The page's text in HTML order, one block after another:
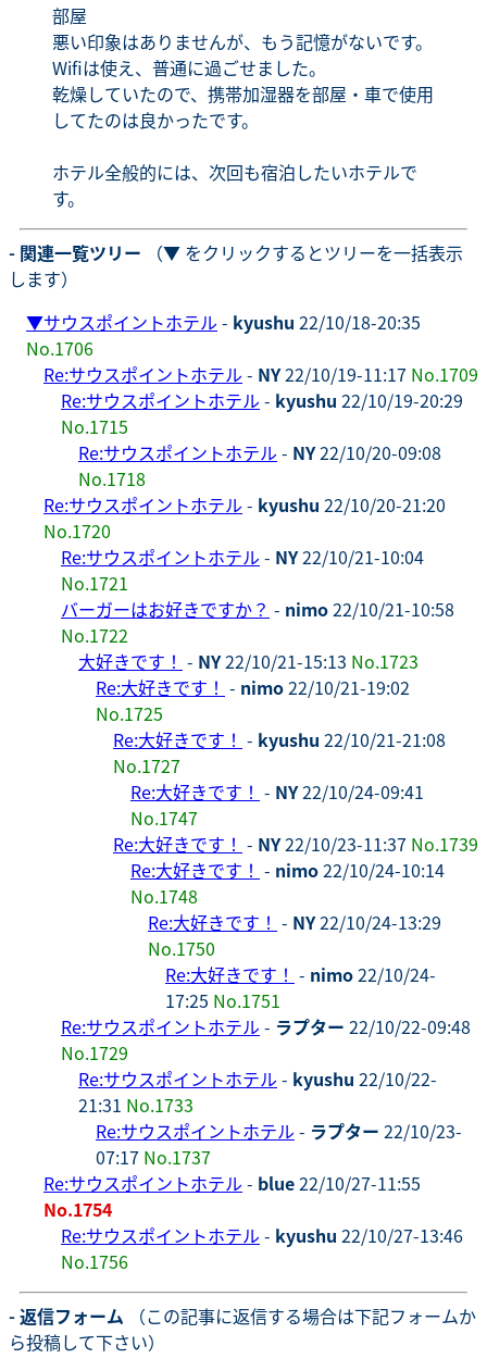
部屋
悪い印象はありませんが、もう記憶がないです。
Wifiは使え、普通に過ごせました。
乾燥していたので、携帯加湿器を部屋・車で使用
してたのは良かったです。
ホテル全般的には、次回も宿泊したいホテルで
す。
- 関連一覧ツリー （▼ をクリックするとツリーを一括表示
します）
▼サウスポイントホテル - kyushu 22/10/18-20:35
No.1706
Re:サウスポイントホテル - NY22/10/19-11:17 No.1709
Re:サウスポイントホテル - kyushu 22/10/19-20:29
No.1715
Re:サウスポイントホテル - NY22/10/20-09:08
No.1718
Re:サウスポイントホテル - kyushu 22/10/20-21:20
No.1720
Re:サウスポイントホテル - NY22/10/21-10:04
No.1721
バーガーはお好きですか？ - nimo22/10/21-10:58
No.1722
大好きです！ - NY22/10/21-15:13 No.1723
Re:大好きです！ - nimo22/10/21-19:02
No.1725
Re:大好きです！ - kyushu 22/10/21-21:08
No.1727
Re:大好きです！ - NY22/10/24-09:41
No.1747
Re:大好きです！ - NY22/10/23-11:37 No.1739
Re:大好きです！ - nimo22/10/24-10:14
No.1748
Re:大好きです！ - NY22/10/24-13:29
No.1750
Re:大好きです！ - nimo22/10/24-
17:25 No.1751
Re:サウスポイントホテル - ラプター 22/10/22-09:48
No.1729
Re:サウスポイントホテル - kyushu 22/10/22-
21:31 No.1733
Re:サウスポイントホテル - ラプター 22/10/23-
07:17 No.1737
Re:サウスポイントホテル - blue22/10/27-11:55
No.1754
Re:サウスポイントホテル - kyushu 22/10/27-13:46
No.1756
- 返信フォーム （この記事に返信する場合は下記フォームか
ら投稿して下さい）